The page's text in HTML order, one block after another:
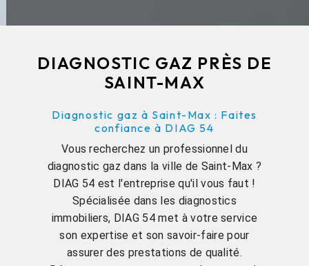
DIAGNOSTIC GAZ PRÈS DE
SAINT-MAX
Diagnostic gaz à Saint-Max : Faites
confiance à DIAG 54
Vous recherchez un professionnel du
diagnostic gaz dans la ville de Saint-Max ?
DIAG 54 est l'entreprise qu'il vous faut !
Spécialisée dans les diagnostics
immobiliers, DIAG 54 met à votre service
son expertise et son savoir-faire pour
assurer des prestations de qualité.